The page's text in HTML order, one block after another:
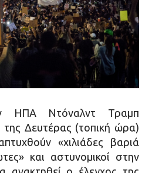
ΗΠΑ Ντόναλντ Τραμπ
της Δευτέρας (τοπική ώρα)
«χιλιάδες βαριά
και αστυνομικοί στην